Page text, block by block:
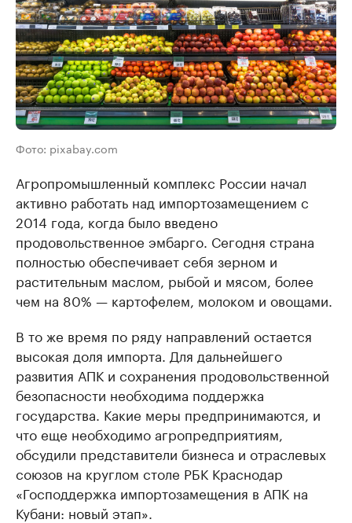
Фото: pixabay.com
Агропромышленный комплекс России начал
активно работать над импортозамещением с
2014 года, когда было введено
продовольственное эмбарго. Сегодня страна
полностью обеспечивает себя зерном и
растительным маслом, рыбой и мясом, более
чем на 80% — картофелем, молоком и овощами.
В то же время по ряду направлений остается
высокая доля импорта. Для дальнейшего
развития АПК и сохранения продовольственной
безопасности необходима поддержка
государства. Какие меры предпринимаются, и
что еще необходимо агропредприятиям,
обсудили представители бизнеса и отраслевых
союзов на круглом столе РБК Краснодар
«Господдержка импортозамещения в АПК на
Кубани: новый этап».